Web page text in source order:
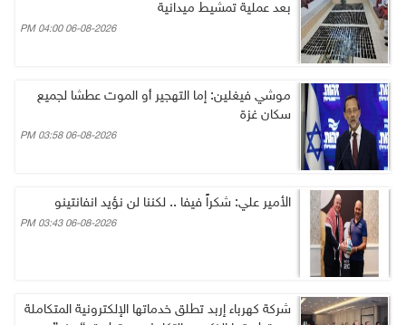
بعد عملية تمشيط ميدانية
06-08-2026 04:00 PM
موشي فيغلين: إما التهجير أو الموت عطشا لجميع
سكان غزة
06-08-2026 03:58 PM
الأمير علي: شكراً فيفا .. لكننا لن نؤيد انفانتينو
06-08-2026 03:43 PM
شركة كهرباء إربد تطلق خدماتها الإلكترونية المتكاملة